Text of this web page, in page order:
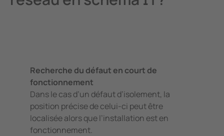
Recherche du défaut en court de
fonctionnement
Dans le cas d’un défaut d’isolement, la
position précise de celui-ci peut être
localisée alors que l’installation est en
fonctionnement.